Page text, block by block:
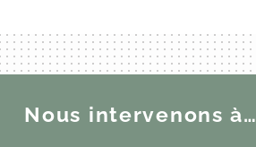
Nous intervenons à…